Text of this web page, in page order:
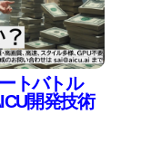
トバトル
開発技術